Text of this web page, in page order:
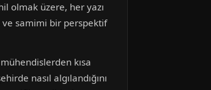
olmak üzere, her yazı
ve samimi bir perspektif
kısa
nasıl algılandığını